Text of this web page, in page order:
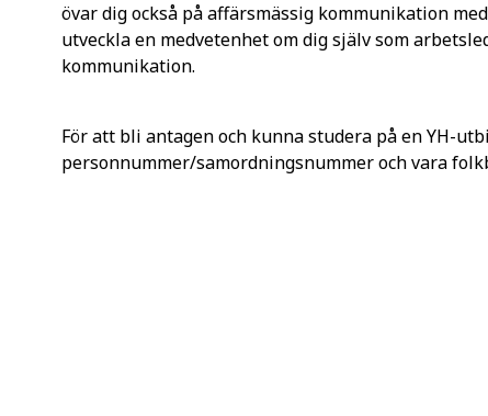
övar dig också på affärsmässig kommunikation
utveckla en medvetenhet om dig själv som
kommunikation.
För att bli antagen och kunna studera på en YH-
personnummer/samordningsnummer och vara